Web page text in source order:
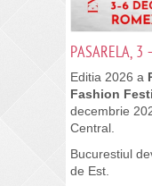
PASARELA,
Editia 2026 a
Fashion
decembrie
Central.
Bucurestiul
de Est.